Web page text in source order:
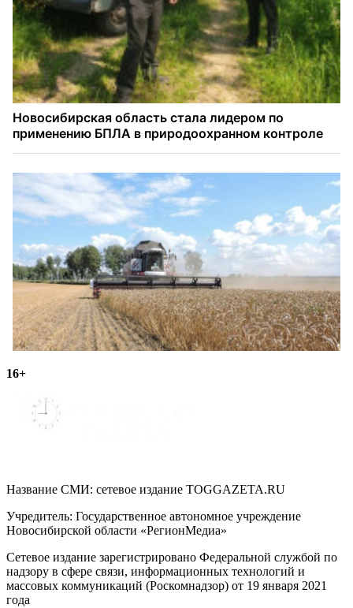
16+
Название СМИ: cетевое издание TOGGAZETA.RU
Учредитель: Государственное автономное учреждение
Новосибирской области «РегионМедиа»
Сетевое издание зарегистрировано Федеральной службой по
надзору в сфере связи, информационных технологий и
массовых коммуникаций (Роскомнадзор) от 19 января 2021
года